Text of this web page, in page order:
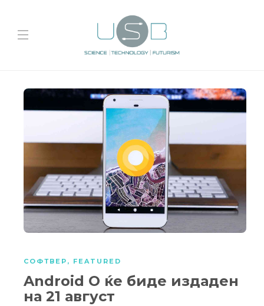
СОФТВЕР , FEATURED
Android O ќе биде издаден
на 21 август